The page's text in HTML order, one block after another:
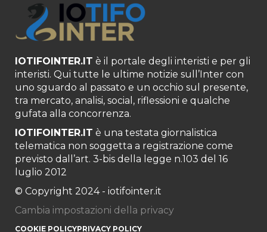
IOTIFOINTER.IT è il portale degli interisti e per gli
interisti. Qui tutte le ultime notizie sull’Inter con
uno sguardo al passato e un occhio sul presente,
tra mercato, analisi, social, riflessioni e qualche
gufata alla concorrenza.
IOTIFOINTER.IT è una testata giornalistica
telematica non soggetta a registrazione come
previsto dall’art. 3-bis della legge n.103 del 16
luglio 2012
© Copyright 2024 - iotifointer.it
Cambia impostazioni della privacy
COOKIE POLICYPRIVACY POLICY